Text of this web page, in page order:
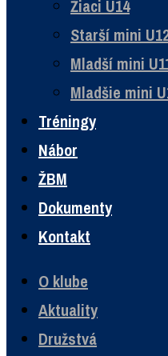
Žiaci U14
Starší mini
Mladší mini
Mladšie mini
Tréningy
Nábor
ŽBM
Dokumenty
Kontakt
O klube
Aktuality
Družstvá